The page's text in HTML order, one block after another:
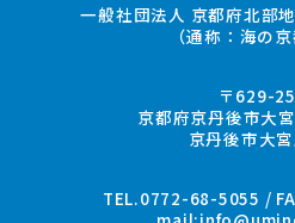
一般社団法人 京都府北部
（通称：海の京
〒629-
京都府京丹後市大
京丹後市大
TEL.0772-68-5055 /